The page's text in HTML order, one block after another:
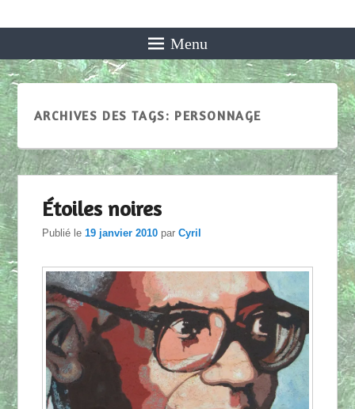
Menu
ARCHIVES DES TAGS: PERSONNAGE
Étoiles noires
Publié le19 janvier 2010 parCyril